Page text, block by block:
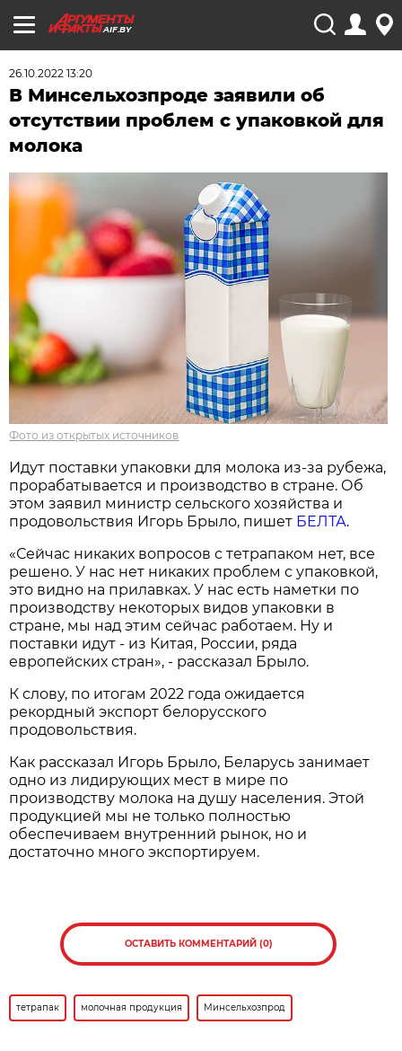
AIF.BY
26.10.2022 13:20
В Минсельхозпроде заявили об
отсутствии проблем с упаковкой для
молока
Фото из открытых источников
Идут поставки упаковки для молока из-за рубежа,
прорабатывается и производство в стране. Об
этом заявил министр сельского хозяйства и
продовольствия Игорь Брыло, пишет БЕЛТА.
«Сейчас никаких вопросов с тетрапаком нет, все
решено. У нас нет никаких проблем с упаковкой,
это видно на прилавках. У нас есть наметки по
производству некоторых видов упаковки в
стране, мы над этим сейчас работаем. Ну и
поставки идут - из Китая, России, ряда
европейских стран», - рассказал Брыло.
К слову, по итогам 2022 года ожидается
рекордный экспорт белорусского
продовольствия.
Как рассказал Игорь Брыло, Беларусь занимает
одно из лидирующих мест в мире по
производству молока на душу населения. Этой
продукцией мы не только полностью
обеспечиваем внутренний рынок, но и
достаточно много экспортируем.
ОСТАВИТЬ КОММЕНТАРИЙ (0)
тетрапак молочная продукция Минсельхозпрод